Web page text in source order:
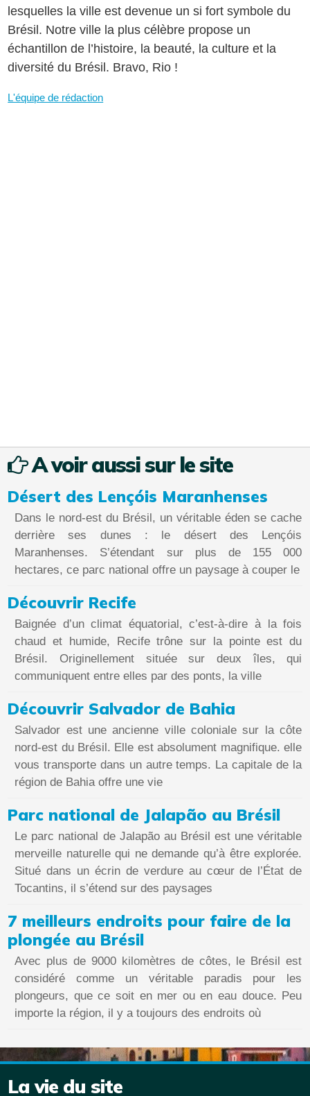
lesquelles la ville est devenue un si fort symbole du
Brésil. Notre ville la plus célèbre propose un
échantillon de l’histoire, la beauté, la culture et la
diversité du Brésil. Bravo, Rio !
L'équipe de rédaction
A voir aussi sur le site
Désert des Lençóis Maranhenses
Dans le nord-est du Brésil, un véritable éden se cache
derrière ses dunes : le désert des Lençóis
Maranhenses. S’étendant sur plus de 155 000
hectares, ce parc national offre un paysage à couper le
Découvrir Recife
Baignée d’un climat équatorial, c’est-à-dire à la fois
chaud et humide, Recife trône sur la pointe est du
Brésil. Originellement située sur deux îles, qui
communiquent entre elles par des ponts, la ville
Découvrir Salvador de Bahia
Salvador est une ancienne ville coloniale sur la côte
nord-est du Brésil. Elle est absolument magnifique. elle
vous transporte dans un autre temps. La capitale de la
région de Bahia offre une vie
Parc national de Jalapão au Brésil
Le parc national de Jalapão au Brésil est une véritable
merveille naturelle qui ne demande qu’à être explorée.
Situé dans un écrin de verdure au cœur de l’État de
Tocantins, il s’étend sur des paysages
7 meilleurs endroits pour faire de la
plongée au Brésil
Avec plus de 9000 kilomètres de côtes, le Brésil est
considéré comme un véritable paradis pour les
plongeurs, que ce soit en mer ou en eau douce. Peu
importe la région, il y a toujours des endroits où
La vie du site